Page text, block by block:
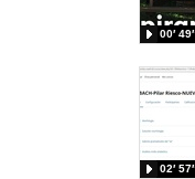
00′
02′